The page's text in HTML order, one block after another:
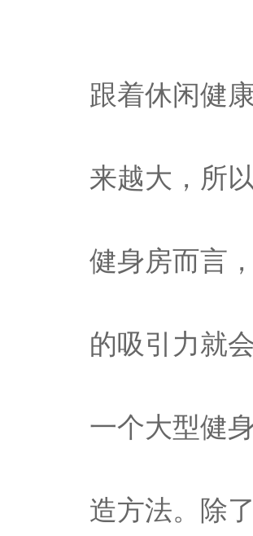
跟着休闲健
来越大，所
健身房而言
的吸引力就
一个大型健
造方法。除